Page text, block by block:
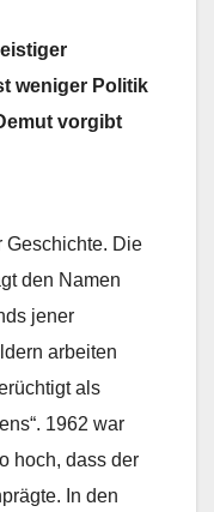
weniger Politik
vorgibt
Geschichte. Die
den Namen
jener
arbeiten
als
1962 war
hoch, dass der
In den